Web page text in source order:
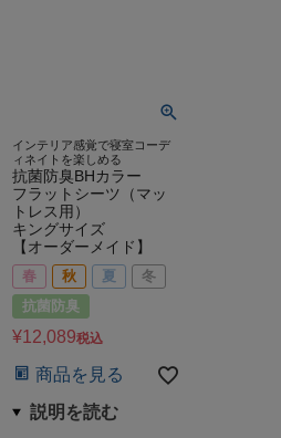
インテリア感覚で寝室コーデ
ィネイトを楽しめる
抗菌防臭BHカラー
フラットシーツ（マッ
トレス用）
キングサイズ
【オーダーメイド】
春 秋 夏
冬
抗菌防臭
¥12,089税込
商品を見る